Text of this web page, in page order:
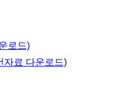
로드)
자료 다운로드)